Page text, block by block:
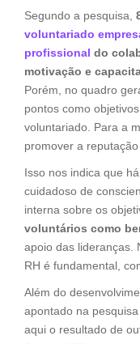
Segundo a pesquisa,
voluntariado
profissional do
motivação e
Porém, no quadro
pontos como
voluntariado. Para a
promover a
Isso nos indica que
cuidadoso de
interna sobre os
voluntários como
apoio das lideranças.
RH é fundamental,
Além do
apontado na
aqui o resultado de